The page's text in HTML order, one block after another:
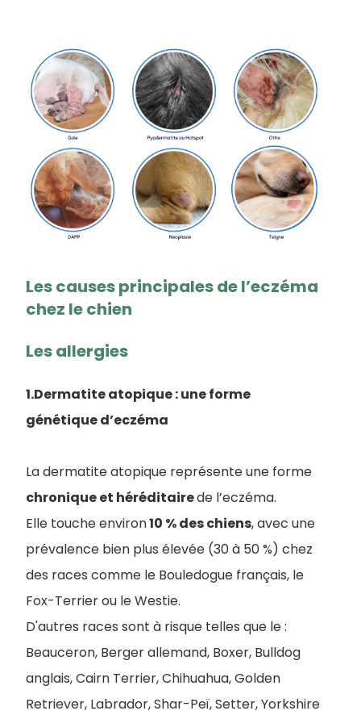
Les causes principales de l’eczéma
chez le chien
Les allergies
1.Dermatite atopique : une forme
génétique d’eczéma
La dermatite atopique représente une forme
chronique et héréditairede l’eczéma.
Elle touche environ10 % des chiens, avec une
prévalence bien plus élevée (30 à 50 %) chez
des races comme le Bouledogue français, le
Fox-Terrier ou le Westie.
D'autres races sont à risque telles que le :
Beauceron, Berger allemand, Boxer, Bulldog
anglais, Cairn Terrier, Chihuahua, Golden
Retriever, Labrador, Shar-Peï, Setter, Yorkshire